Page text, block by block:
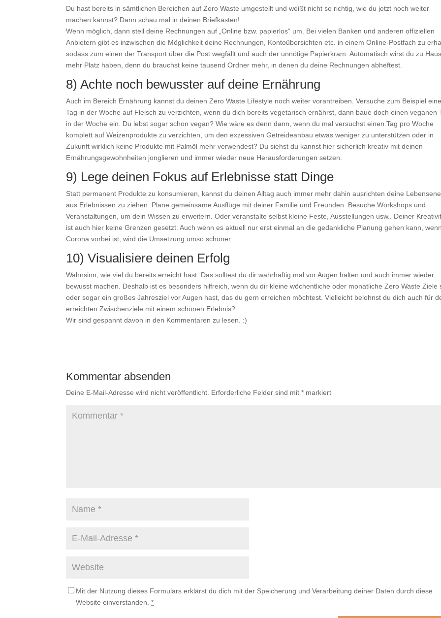
Du hast bereits in sämtlichen Bereichen auf Zero Waste umgestellt und weißt nicht so richtig, wie du jetzt noch weiter
machen kannst? Dann schau mal in deinen Briefkasten!
Wenn möglich, dann stell deine Rechnungen auf „Online bzw. papierlos“ um. Bei vielen Banken und anderen offiziellen
Anbietern gibt es inzwischen die Möglichkeit deine Rechnungen, Kontoübersichten etc. in einem Online-Postfach zu
sodass zum einen der Transport über die Post wegfällt und auch der unnötige Papierkram. Automatisch wirst du zu
mehr Platz haben, denn du brauchst keine tausend Ordner mehr, in denen du deine Rechnungen abheftest.
8) Achte noch bewusster auf deine Ernährung
Auch im Bereich Ernährung kannst du deinen Zero Waste Lifestyle noch weiter vorantreiben. Versuche zum Beispiel
Tag in der Woche auf Fleisch zu verzichten, wenn du dich bereits vegetarisch ernährst, dann baue doch einen veganen
in der Woche ein. Du lebst sogar schon vegan? Wie wäre es denn dann, wenn du mal versuchst einen Tag pro Woche
komplett auf Weizenprodukte zu verzichten, um den exzessiven Getreideanbau etwas weniger zu unterstützen oder in
Zukunft wirklich keine Produkte mit Palmöl mehr verwendest? Du siehst du kannst hier sicherlich kreativ mit deinen
Ernährungsgewohnheiten jonglieren und immer wieder neue Herausforderungen setzen.
9) Lege deinen Fokus auf Erlebnisse statt Dinge
Statt permanent Produkte zu konsumieren, kannst du deinen Alltag auch immer mehr dahin ausrichten deine
aus Erlebnissen zu ziehen. Plane gemeinsame Ausflüge mit deiner Familie und Freunden. Besuche Workshops und
Veranstaltungen, um dein Wissen zu erweitern. Oder veranstalte selbst kleine Feste, Ausstellungen usw.. Deiner
ist auch hier keine Grenzen gesetzt. Auch wenn es aktuell nur erst einmal an die gedankliche Planung gehen kann, wenn
Corona vorbei ist, wird die Umsetzung umso schöner.
10) Visualisiere deinen Erfolg
Wahnsinn, wie viel du bereits erreicht hast. Das solltest du dir wahrhaftig mal vor Augen halten und auch immer wieder
bewusst machen. Deshalb ist es besonders hilfreich, wenn du dir kleine wöchentliche oder monatliche Zero Waste Ziele
oder sogar ein großes Jahresziel vor Augen hast, das du gern erreichen möchtest. Vielleicht belohnst du dich auch für
erreichten Zwischenziele mit einem schönen Erlebnis?
Wir sind gespannt davon in den Kommentaren zu lesen. :)
Kommentar absenden
Deine E-Mail-Adresse wird nicht veröffentlicht. Erforderliche Felder sind mit* markiert
Mit der Nutzung dieses Formulars erklärst du dich mit der Speicherung und Verarbeitung deiner Daten durch diese
Website einverstanden.*